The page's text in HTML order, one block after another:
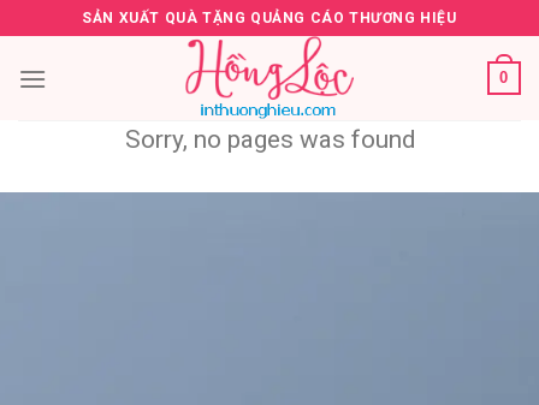
to
content
SẢN XUẤT QUÀ TẶNG QUẢNG CÁO THƯƠNG HIỆU
0
Sorry, no pages was found